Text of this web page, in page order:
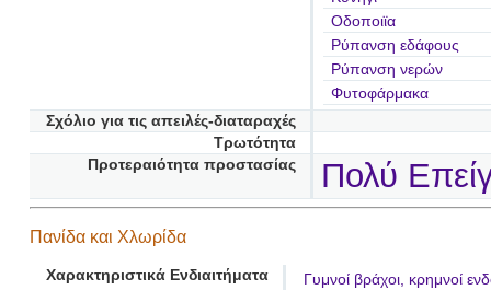
Οδοποιϊα
Ρύπανση εδάφους
Ρύπανση νερών
Φυτοφάρμακα
Σχόλιο για τις απειλές-διαταραχές
Τρωτότητα
Προτεραιότητα προστασίας
Πολύ
Πανίδα και Χλωρίδα
Χαρακτηριστικά Ενδιαιτήματα
Γυμνοί βράχοι, κρημνοί